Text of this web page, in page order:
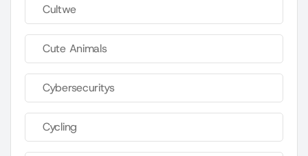
Cultwe
Cute Animals
Cybersecuritys
Cycling